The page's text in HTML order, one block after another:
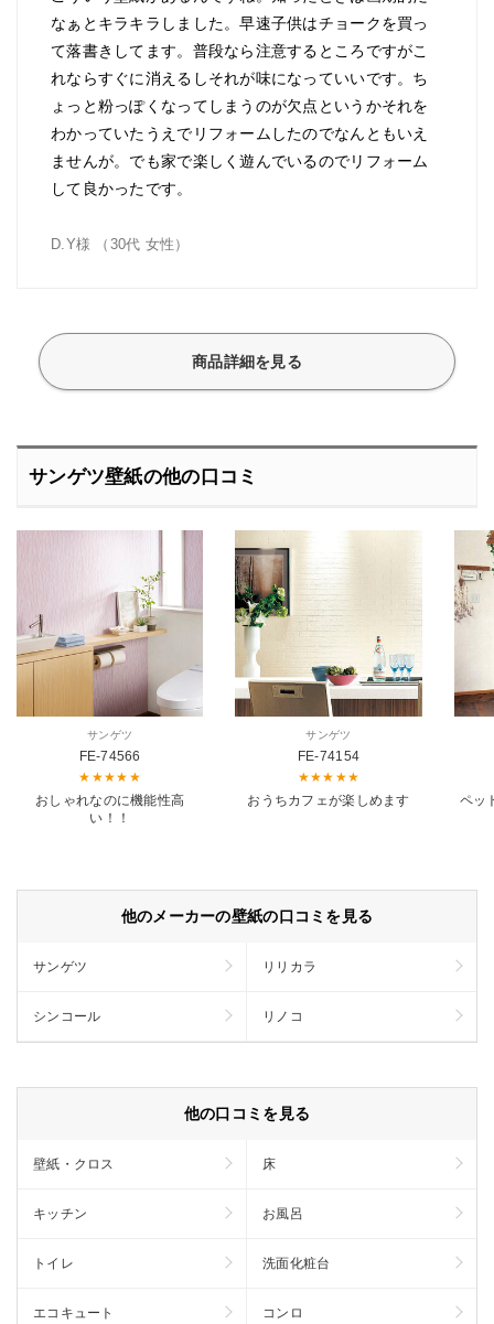
なぁとキラキラしました。早速子供はチョークを買っ
て落書きしてます。普段なら注意するところですがこ
れならすぐに消えるしそれが味になっていいです。ち
ょっと粉っぽくなってしまうのが欠点というかそれを
わかっていたうえでリフォームしたのでなんともいえ
ませんが。でも家で楽しく遊んでいるのでリフォーム
して良かったです。
D.Y様 （30代 女性）
商品詳細を見る
サンゲツ壁紙の他の口コミ
サンゲツ
FE-74566
おしゃれなのに機能性高
い！！
サンゲツ
FE-74154
おうちカフェが楽しめます ペッ
他のメーカーの壁紙の口コミを見る
サンゲツ リリカラ
シンコール リノコ
他の口コミを見る
壁紙・クロス 床
キッチン お風呂
トイレ 洗面化粧台
エコキュート コンロ